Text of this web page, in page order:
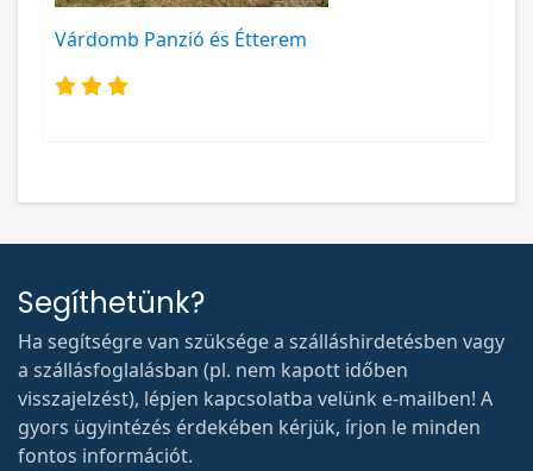
Várdomb Panzió és Étterem
Segíthetünk?
Ha segítségre van szüksége a szálláshirdetésben vagy
a szállásfoglalásban (pl. nem kapott időben
visszajelzést), lépjen kapcsolatba velünk e-mailben! A
gyors ügyintézés érdekében kérjük, írjon le minden
fontos információt.